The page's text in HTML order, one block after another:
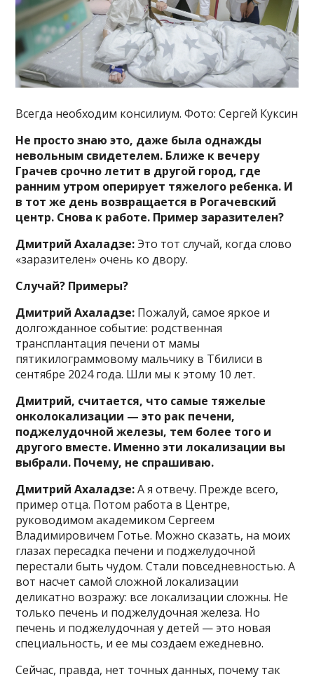
Всегда необходим консилиум. Фото: Сергей Куксин
Не просто знаю это, даже была однажды
невольным свидетелем. Ближе к вечеру
Грачев срочно летит в другой город, где
ранним утром оперирует тяжелого ребенка. И
в тот же день возвращается в Рогачевский
центр. Снова к работе. Пример заразителен?
Дмитрий Ахаладзе:Это тот случай, когда слово
«заразителен» очень ко двору.
Случай? Примеры?
Дмитрий Ахаладзе: Пожалуй, самое яркое и
долгожданное событие: родственная
трансплантация печени от мамы
пятикилограммовому мальчику в Тбилиси в
сентябре 2024 года. Шли мы к этому 10 лет.
Дмитрий, считается, что самые тяжелые
онколокализации — это рак печени,
поджелудочной железы, тем более того и
другого вместе. Именно эти локализации вы
выбрали. Почему, не спрашиваю.
Дмитрий Ахаладзе:А я отвечу. Прежде всего,
пример отца. Потом работа в Центре,
руководимом академиком Сергеем
Владимировичем Готье. Можно сказать, на моих
глазах пересадка печени и поджелудочной
перестали быть чудом. Стали повседневностью. А
вот насчет самой сложной локализации
деликатно возражу: все локализации сложны. Не
только печень и поджелудочная железа. Но
печень и поджелудочная у детей — это новая
специальность, и ее мы создаем ежедневно.
Сейчас, правда, нет точных данных, почему так